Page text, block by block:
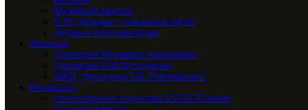
Музейный квартал
П.М. Догадин – основатель музея
Друзья и спонсоры музея
Филиалы
Дом-музей Велимира Хлебникова
Дом-музей Б.М. Кустодиева
МКЦ “Дом купца Г.В. Тетюшинова”
Коллекции
Отечественное искусство XVII-XXI веков